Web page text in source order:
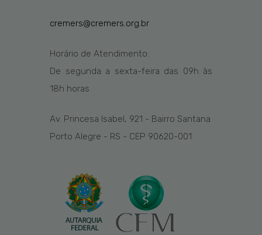
cremers@cremers.org.br
Horário de Atendimento:
De segunda a sexta-feira das 09h às
18h horas
Av. Princesa Isabel, 921 - Bairro Santana
Porto Alegre - RS - CEP 90620-001